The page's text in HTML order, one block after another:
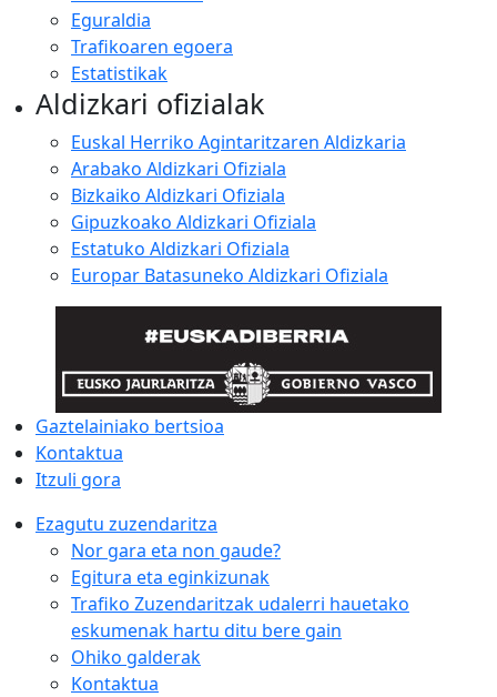
Eguraldia
Trafikoaren egoera
Estatistikak
Aldizkari ofizialak
Euskal Herriko Agintaritzaren Aldizkaria
Arabako Aldizkari Ofiziala
Bizkaiko Aldizkari Ofiziala
Gipuzkoako Aldizkari Ofiziala
Estatuko Aldizkari Ofiziala
Europar Batasuneko Aldizkari Ofiziala
Gaztelainiako bertsioa
Kontaktua
Itzuli gora
Ezagutu zuzendaritza
Nor gara eta non gaude?
Egitura eta eginkizunak
Trafiko Zuzendaritzak udalerri hauetako
eskumenak hartu ditu bere gain
Ohiko galderak
Kontaktua